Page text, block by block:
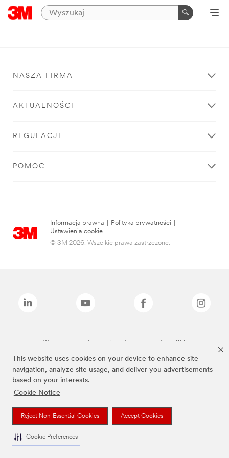
This website uses cookies on your device to enhance site
navigation, analyze site usage, and deliver you advertisements
based on your interests.
Cookie Notice
Reject Non-Essential Cookies Accept Cookies
Cookie Preferences
NASZA FIRMA
AKTUALNOŚCI
REGULACJE
POMOC
Informacja prawna Polityka prywatności
Ustawienia cookie
© 3M 2026. Wszelkie prawa zastrzeżone.
Wymienione marki są znakami towarowymi firmy 3M.